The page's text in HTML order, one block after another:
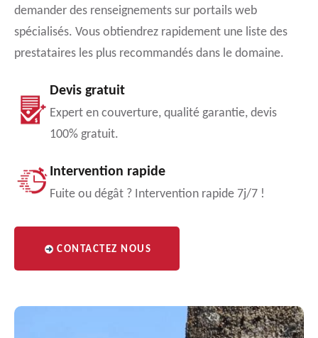
demander des renseignements sur portails web
spécialisés. Vous obtiendrez rapidement une liste des
prestataires les plus recommandés dans le domaine.
Devis gratuit
Expert en couverture, qualité garantie, devis
100% gratuit.
Intervention rapide
Fuite ou dégât ? Intervention rapide 7j/7 !
CONTACTEZ NOUS